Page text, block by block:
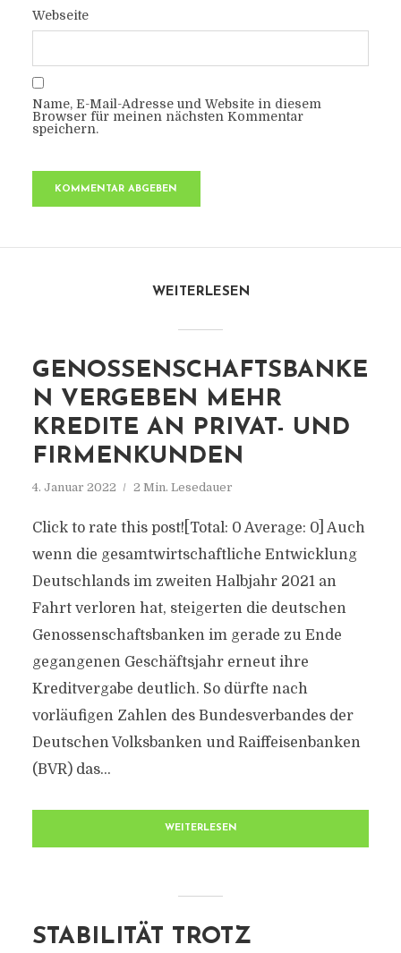
Webseite
Name, E-Mail-Adresse und Website in diesem
Browser für meinen nächsten Kommentar
speichern.
WEITERLESEN
GENOSSENSCHAFTSBANKE
N VERGEBEN MEHR
KREDITE AN PRIVAT- UND
FIRMENKUNDEN
4. Januar 2022 2 Min. Lesedauer
Click to rate this post![Total: 0 Average: 0] Auch
wenn die gesamtwirtschaftliche Entwicklung
Deutschlands im zweiten Halbjahr 2021 an
Fahrt verloren hat, steigerten die deutschen
Genossenschaftsbanken im gerade zu Ende
gegangenen Geschäftsjahr erneut ihre
Kreditvergabe deutlich. So dürfte nach
vorläufigen Zahlen des Bundesverbandes der
Deutschen Volksbanken und Raiffeisenbanken
(BVR) das...
WEITERLESEN
STABILITÄT TROTZ